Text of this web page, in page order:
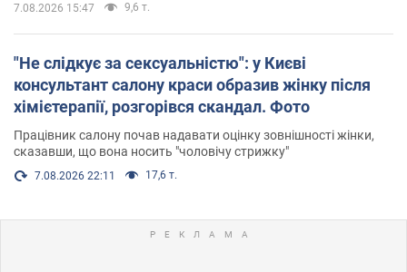
7.08.2026 15:47 9,6 т.
"Не слідкує за сексуальністю": у Києві
консультант салону краси образив жінку після
хімієтерапії, розгорівся скандал. Фото
Працівник салону почав надавати оцінку зовнішності жінки,
сказавши, що вона носить "чоловічу стрижку"
7.08.2026 22:11 17,6 т.